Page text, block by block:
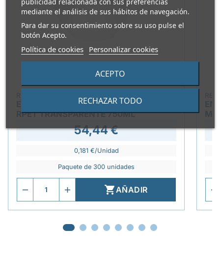
mediante el análisis de sus hábitos de navegación.
Para dar su consentimiento sobre su uso pulse el
botón Acepto.
Política de cookies Personalizar cookies
RECHAZAR TODO
ACEPTO
ENSALADERA BOWLIPACK SAL18/750C
RPET TRANSPARENTE 750ML
54,44 €
0,181 €/Unidad
Paquete de 300 unidades
AÑADIR